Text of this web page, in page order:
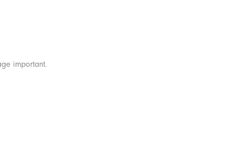
important.